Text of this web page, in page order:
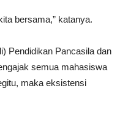
bersama,” katanya.
Pendidikan Pancasila dan
semua mahasiswa
maka eksistensi